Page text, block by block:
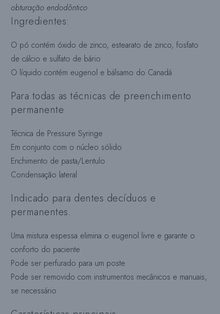
obturação endodôntico
Ingredientes:
O pó contém óxido de zinco, estearato de zinco, fosfato
de cálcio e sulfato de bário
O líquido contém eugenol e bálsamo do Canadá
Para todas as técnicas de preenchimento
permanente
Técnica de Pressure Syringe
Em conjunto com o núcleo sólido
Enchimento de pasta/Lentulo
Condensação lateral
Indicado para dentes decíduos e
permanentes.
Uma mistura espessa elimina o eugenol livre e garante o
conforto do paciente
Pode ser perfurado para um poste
Pode ser removido com instrumentos mecânicos e manuais,
se necessário